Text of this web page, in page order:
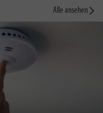
Alle ansehen